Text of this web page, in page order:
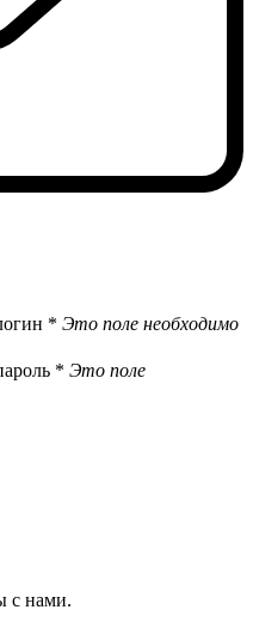
* Это поле необходимо
* Это поле
с нами.